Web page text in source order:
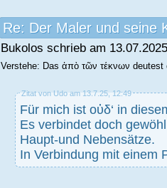
Re: Der Maler und seine
Bukolos schrieb am
Verstehe: Das ἀπὸ τῶν τέκνων
Zitat von Udo am 13.7.25, 12:49
Für mich ist
Es verbindet doch
Haupt-und Nebensätze.
In Verbindung mit einem